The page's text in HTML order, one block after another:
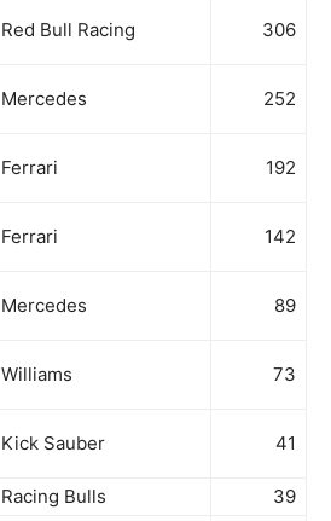
Red Bull Racing 306
Mercedes 252
Ferrari 192
Ferrari 142
Mercedes 89
Williams 73
Kick Sauber 41
Racing Bulls
39